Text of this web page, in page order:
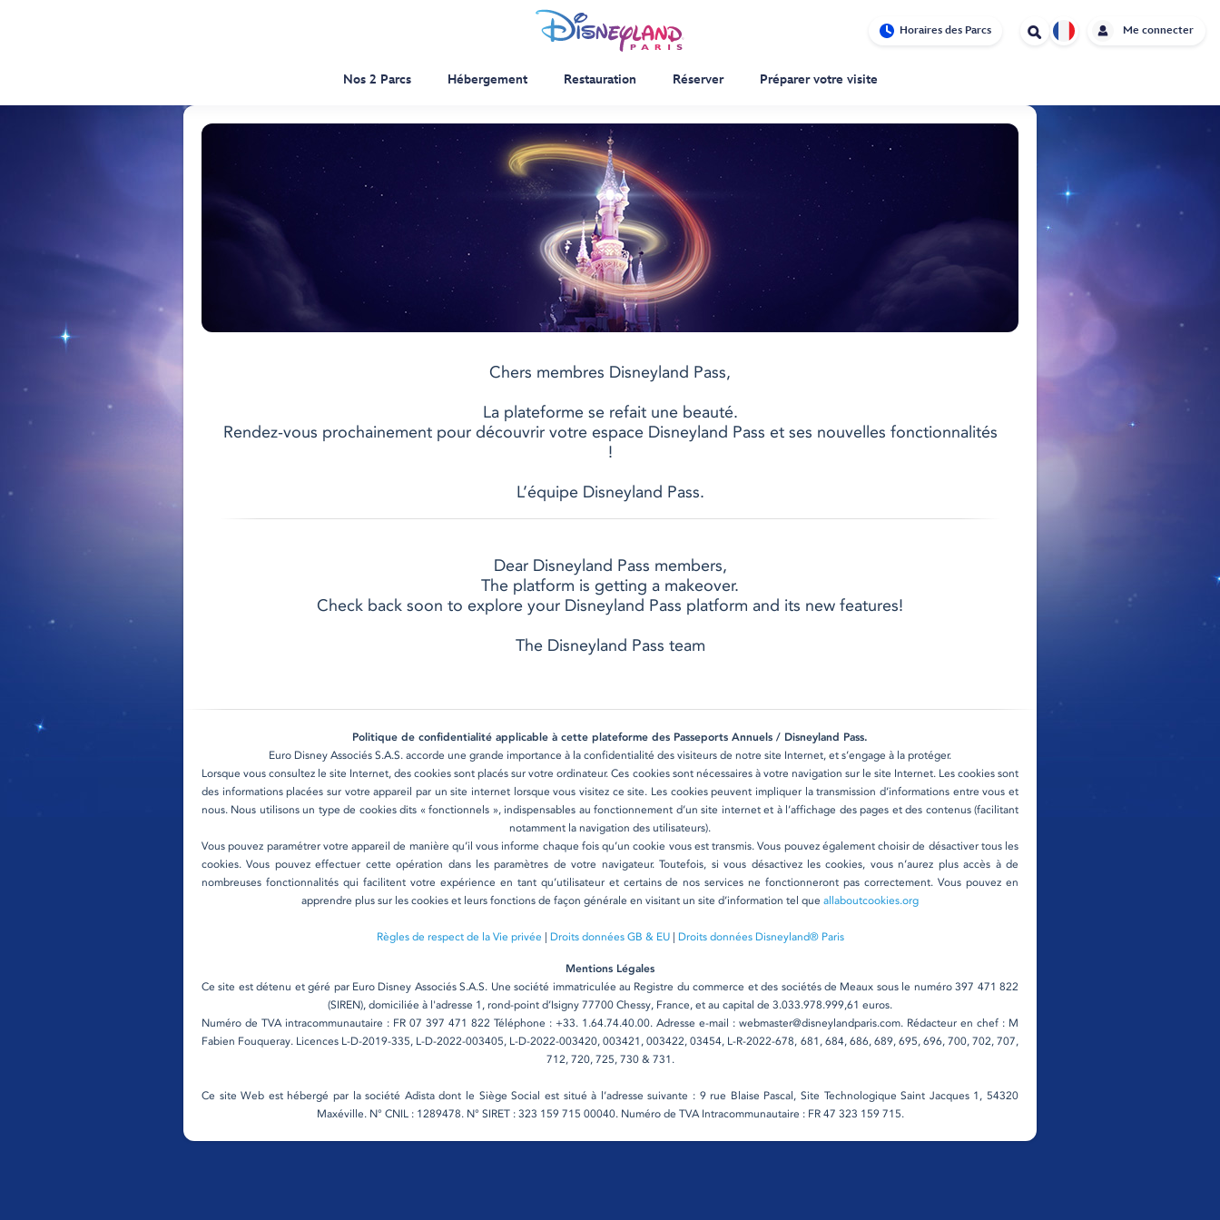
Horaires des Parcs Me connecter
Nos 2 Parcs Hébergement Restauration Réserver Préparer votre visite
Chers membres Disneyland Pass,
La plateforme se refait une beauté.
Rendez-vous prochainement pour découvrir votre espace Disneyland Pass et ses nouvelles fonctionnalités
!
L’équipe Disneyland Pass.
Dear Disneyland Pass members,
The platform is getting a makeover.
Check back soon to explore your Disneyland Pass platform and its new features!
The Disneyland Pass team
Politique de confidentialité applicable à cette plateforme des Passeports Annuels / Disneyland Pass.
Euro Disney Associés S.A.S. accorde une grande importance à la confidentialité des visiteurs de notre site Internet, et s’engage à la protéger.
Lorsque vous consultez le site Internet, des cookies sont placés sur votre ordinateur. Ces cookies sont nécessaires à votre navigation sur le site Internet. Les cookies sont
des informations placées sur votre appareil par un site internet lorsque vous visitez ce site. Les cookies peuvent impliquer la transmission d’informations entre vous et
nous. Nous utilisons un type de cookies dits « fonctionnels », indispensables au fonctionnement d’un site internet et à l’affichage des pages et des contenus (facilitant
notamment la navigation des utilisateurs).
Vous pouvez paramétrer votre appareil de manière qu’il vous informe chaque fois qu’un cookie vous est transmis. Vous pouvez également choisir de désactiver tous les
cookies. Vous pouvez effectuer cette opération dans les paramètres de votre navigateur. Toutefois, si vous désactivez les cookies, vous n’aurez plus accès à de
nombreuses fonctionnalités qui facilitent votre expérience en tant qu’utilisateur et certains de nos services ne fonctionneront pas correctement. Vous pouvez en
apprendre plus sur les cookies et leurs fonctions de façon générale en visitant un site d’information tel que allaboutcookies.org
Règles de respect de la Vie privée Droits données GB & EU| Droits données Disneyland® Paris
Mentions Légales
Ce site est détenu et géré par Euro Disney Associés S.A.S. Une société immatriculée au Registre du commerce et des sociétés de Meaux sous le numéro 397 471 822
(SIREN), domiciliée à l'adresse 1, rond-point d’Isigny 77700 Chessy, France, et au capital de 3.033.978.999,61 euros.
Numéro de TVA intracommunautaire : FR 07 397 471 822 Téléphone : +33. 1.64.74.40.00. Adresse e-mail : webmaster@disneylandparis.com. Rédacteur en chef : M
Fabien Fouqueray. Licences L-D-2019-335, L-D-2022-003405, L-D-2022-003420, 003421, 003422, 03454, L-R-2022-678, 681, 684, 686, 689, 695, 696, 700, 702, 707,
712, 720, 725, 730 & 731.
Ce site Web est hébergé par la société Adista dont le Siège Social est situé à l’adresse suivante : 9 rue Blaise Pascal, Site Technologique Saint Jacques 1, 54320
Maxéville. N° CNIL : 1289478. N° SIRET : 323 159 715 00040. Numéro de TVA Intracommunautaire : FR 47 323 159 715.